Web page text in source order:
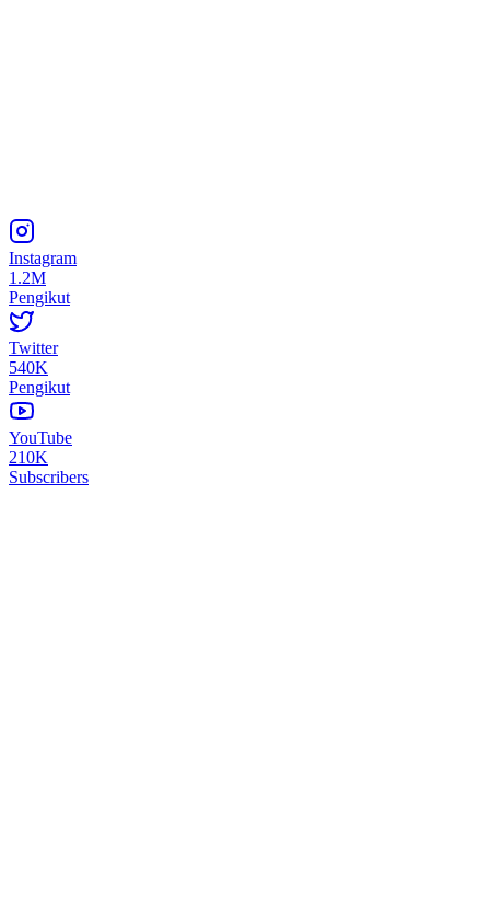
Instagram
1.2M
Pengikut
Twitter
540K
Pengikut
YouTube
210K
Subscribers